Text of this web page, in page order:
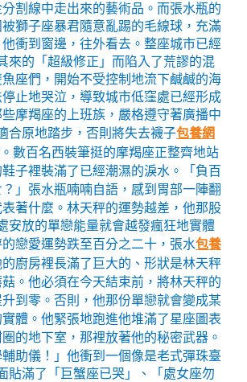
割線中走出來的藝術品。而張水瓶的
獅子座暴君隨意亂踢的毛線球，充滿
衝到窗邊，往外看去。整座城市已經
來的「超級修正」而陷入了荒謬的混
座們，開始不受控制地流下鹹鹹的海
止地哭泣，導致城市低窪處已經形成
摩羯座的上班族，嚴格遵守著廣播中
合原地踏步，否則將失去襪子包養網
數百名西裝筆挺的摩羯座正整齊地站
子裡裝滿了已經潮濕的淚水。「負百
」張水瓶喃喃自語，感到胃部一陣翻
著什麼。林天秤的運勢越差，他那股
安放的單戀能量就會越發瘋狂地實體
戀愛運勢跌至百分之二十，張水包養
廚房裡長滿了巨大的、形狀是林天秤
。他必須在今天結束前，將林天秤的
到零。否則，他那份單戀就會變成某
體。他緊張地跑進他堆滿了星座圖表
的地下室，那裡放著他的秘密武器。
輔助儀！」他衝到一個像是老式彈珠臺
貼滿了「巨蟹座已哭」、「處女座勿